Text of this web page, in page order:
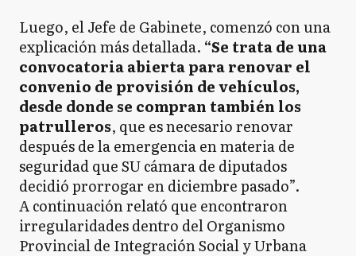
Luego, el Jefe de Gabinete, comenzó con una
explicación más detallada. “Se trata de una
convocatoria abierta para renovar el
convenio de provisión de vehículos,
desde donde se compran también los
patrulleros, que es necesario renovar
después de la emergencia en materia de
seguridad que SU cámara de diputados
decidió prorrogar en diciembre pasado”.
A continuación relató que encontraron
irregularidades dentro del Organismo
Provincial de Integración Social y Urbana